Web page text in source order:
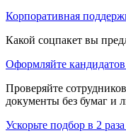
Корпоративная
Какой соцпакет вы
Оформляйте
Проверяйте
документы без бумаг и
Ускорьте подбор в 2